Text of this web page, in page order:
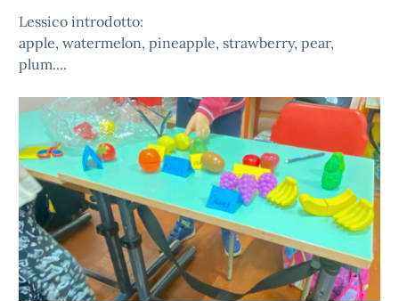
Lessico introdotto:
apple, watermelon, pineapple, strawberry, pear,
plum....